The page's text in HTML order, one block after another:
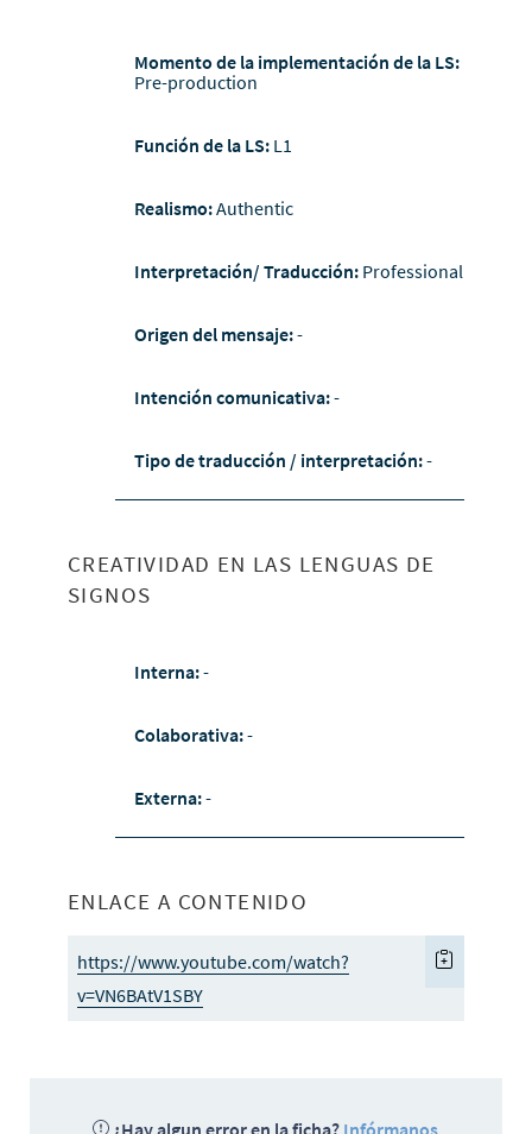
Momento de la implementación de la LS:
Pre-production
Función de la LS: L1
Realismo:Authentic
Interpretación/ Traducción: Professional
Origen del mensaje:-
Intención comunicativa:-
Tipo de traducción / interpretación:-
CREATIVIDAD EN LAS LENGUAS DE
SIGNOS
Interna:-
Colaborativa:-
Externa:-
ENLACE A CONTENIDO
https://www.youtube.com/watch?
v=VN6BAtV1SBY
¿Hay algun error en la ficha? Infórmanos